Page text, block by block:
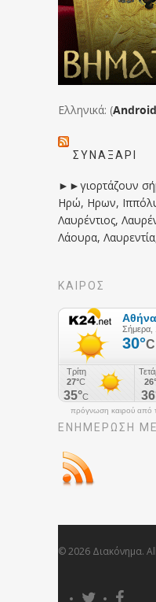
Ελληνικά: (Android
ΣΥΝΑΞΆΡΙ
►►γιορτάζουν
Ηρώ, Ηρων,
Λαυρέντιος,
Λάουρα,
ΚΑΙΡΟΣ
πρόγνωση καιρού από
ΕΝΗΜΈΡΩΣΉ
© 2026 Διακόνημα.